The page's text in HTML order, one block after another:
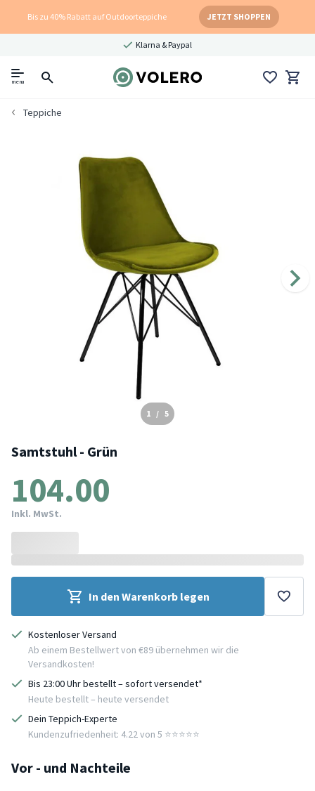
Bis zu 40% Rabatt auf Outdoorteppiche JETZT SHOPPEN
Klarna & Paypal
menu
Teppiche
1 / 5
Samtstuhl - Grün
104.00
Inkl. MwSt.
In den Warenkorb legen
Kostenloser Versand
Ab einem Bestellwert von €89 übernehmen wir die
Versandkosten!
Bis 23:00 Uhr bestellt – sofort versendet*
Heute bestellt – heute versendet
Dein Teppich-Experte
Kundenzufriedenheit: 4.22 von 5 ⭐️⭐️⭐️⭐️⭐️
Vor - und Nachteile